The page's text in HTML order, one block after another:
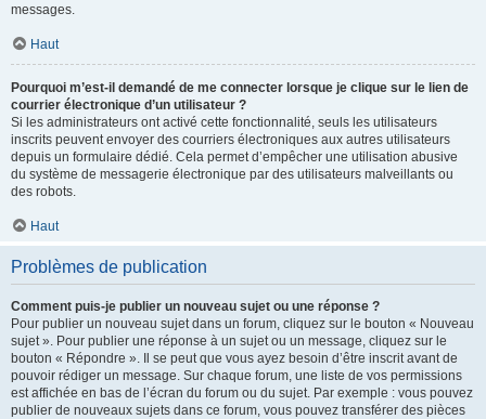
messages.
Haut
Pourquoi m’est-il demandé de me connecter lorsque je clique sur le lien de
courrier électronique d’un utilisateur ?
Si les administrateurs ont activé cette fonctionnalité, seuls les utilisateurs
inscrits peuvent envoyer des courriers électroniques aux autres utilisateurs
depuis un formulaire dédié. Cela permet d’empêcher une utilisation abusive
du système de messagerie électronique par des utilisateurs malveillants ou
des robots.
Haut
Problèmes de publication
Comment puis-je publier un nouveau sujet ou une réponse ?
Pour publier un nouveau sujet dans un forum, cliquez sur le bouton « Nouveau
sujet ». Pour publier une réponse à un sujet ou un message, cliquez sur le
bouton « Répondre ». Il se peut que vous ayez besoin d’être inscrit avant de
pouvoir rédiger un message. Sur chaque forum, une liste de vos permissions
est affichée en bas de l’écran du forum ou du sujet. Par exemple : vous pouvez
publier de nouveaux sujets dans ce forum, vous pouvez transférer des pièces